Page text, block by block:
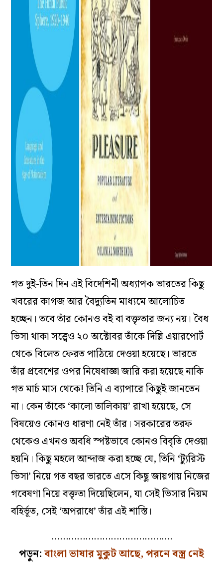
গত দুই-তিন দিন এই বিদেশিনী অধ্যাপক ভারতের কিছু
খবরের কাগজ আর বৈদ্যুতিন মাধ্যমে আলোচিত
হচ্ছেন। তবে তাঁর কোনও বই বা বক্তৃতার জন্য নয়। বৈধ
ভিসা থাকা সত্ত্বেও ২০ অক্টোবর তাঁকে দিল্লি এয়ারপোর্ট
থেকে বিলেত ফেরত পাঠিয়ে দেওয়া হয়েছে। ভারতে
তাঁর প্রবেশের ওপর নিষেধাজ্ঞা জারি করা হয়েছে নাকি
গত মার্চ মাস থেকে! তিনি এ ব্যাপারে কিছুই জানতেন
না। কেন তাঁকে ‘কালো তালিকায়’ রাখা হয়েছে, সে
বিষয়েও কোনও ধারণা নেই তাঁর। সরকারের তরফ
থেকেও এখনও অবধি স্পষ্টভাবে কোনও বিবৃতি দেওয়া
হয়নি। কিছু মহলে আন্দাজ করা হচ্ছে যে, তিনি ‘ট্যুরিস্ট
ভিসা’ নিয়ে গত বছর ভারতে এসে কিছু জায়গায় নিজের
গবেষণা নিয়ে বক্তৃতা দিয়েছিলেন, যা সেই ভিসার নিয়ম
বহির্ভূত, সেই ‘অপরাধে’ তাঁর এই শাস্তি।
…………………………………….
পড়ুন:বাংলা ভাষার মুকুট আছে, পরনে বস্ত্র নেই